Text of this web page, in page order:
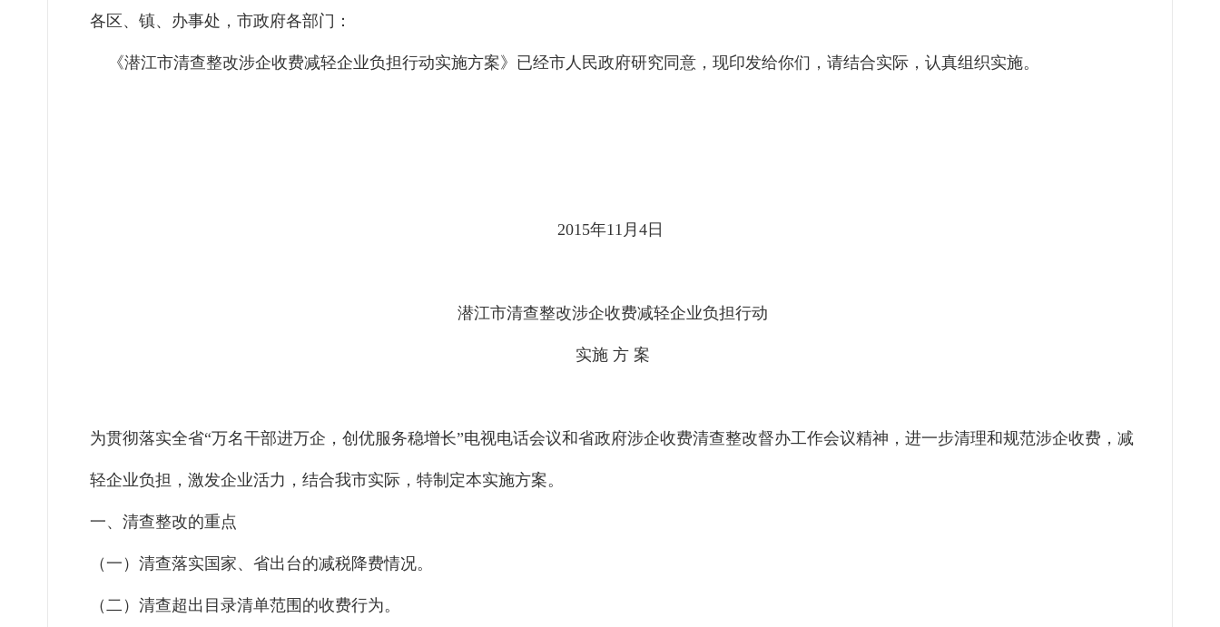
各区、镇、办事处，市政府各部门：
《潜江市清查整改涉企收费减轻企业负担行动实施方案》已经市人民政府研究同意，现印发给你们，请结合实际，认真组织实施。
2015年11月4日
潜江市清查整改涉企收费减轻企业负担行动
实施 方 案
为贯彻落实全省“万名干部进万企，创优服务稳增长”电视电话会议和省政府涉企收费清查整改督办工作会议精神，进一步清理和规范涉企收费，减
轻企业负担，激发企业活力，结合我市实际，特制定本实施方案。
一、清查整改的重点
（一）清查落实国家、省出台的减税降费情况。
（二）清查超出目录清单范围的收费行为。